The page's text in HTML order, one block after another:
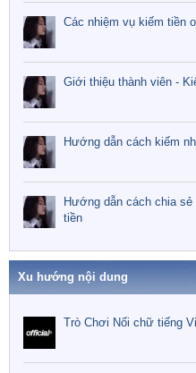
Các nhiệm vụ kiếm tiền
Giới thiệu thành viên -
Hướng dẫn cách kiếm
Hướng dẫn cách chia sẻ
tiền
Xu hướng nội dung
Trò Chơi Nối chữ tiếng